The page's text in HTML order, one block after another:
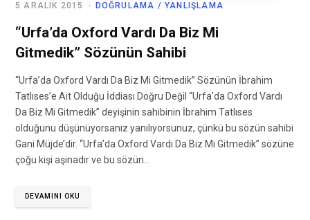
DOĞRULAMA / YANLIŞLAMA
5 ARALIK 2015
“Urfa’da Oxford Vardı Da Biz Mi
Gitmedik” Sözünün Sahibi
“Urfa’da Oxford Vardı Da Biz Mi Gitmedik” Sözünün İbrahim
Tatlıses’e Ait Olduğu İddiası Doğru Değil “Urfa’da Oxford Vardı
Da Biz Mi Gitmedik” deyişinin sahibinin İbrahim Tatlıses
olduğunu düşünüyorsanız yanılıyorsunuz, çünkü bu sözün sahibi
Gani Müjde’dir. “Urfa’da Oxford Vardı Da Biz Mi Gitmedik” sözüne
çoğu kişi aşinadır ve bu sözün…
DEVAMINI OKU